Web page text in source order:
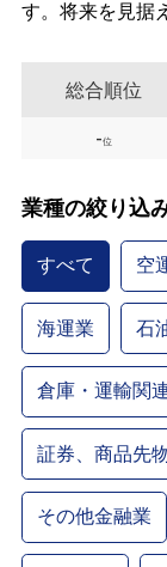
す。将来を見据
総合順位
-位
業種の絞り込
すべて 空
海運業 石
倉庫・運輸関
証券、商品先
その他金融業